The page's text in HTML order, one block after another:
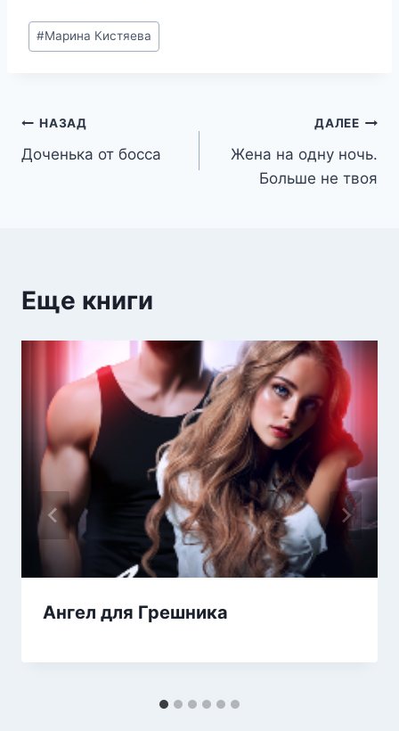
Метки
записи:
#Марина Кистяева
Навигация
по
НАЗАД
Доченька от босса
ДАЛЕЕ
Жена на одну ночь.
Больше не твоя
Еще книги
Ангел для Грешника